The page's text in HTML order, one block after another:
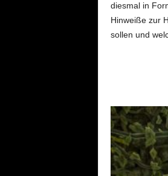
diesmal in
Hinweiße zur
sollen und